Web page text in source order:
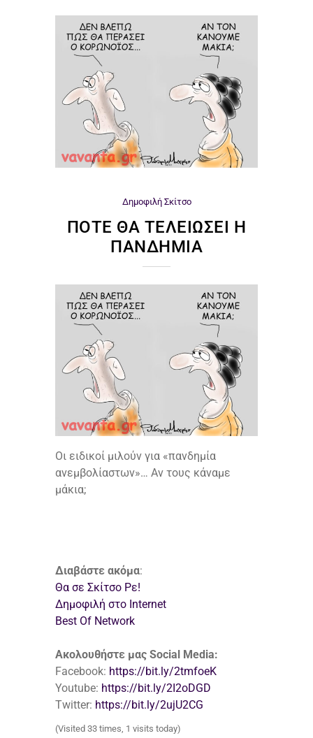
Δημοφιλή Σκίτσο
ΠΌΤΕ ΘΑ ΤΕΛΕΙΏΣΕΙ Η
ΠΑΝΔΗΜΊΑ
Οι ειδικοί μιλούν για «πανδημία
ανεμβολίαστων»… Αν τους κάναμε
μάκια;
Διαβάστε ακόμα:
Θα σε Σκίτσο Ρε!
Δημοφιλή στο Internet
Best Of Network
Ακολουθήστε μας Social Media:
Facebook: https://bit.ly/2tmfoeK
Youtube: https://bit.ly/2I2oDGD
Twitter: https://bit.ly/2ujU2CG
(Visited 33 times, 1 visits today)